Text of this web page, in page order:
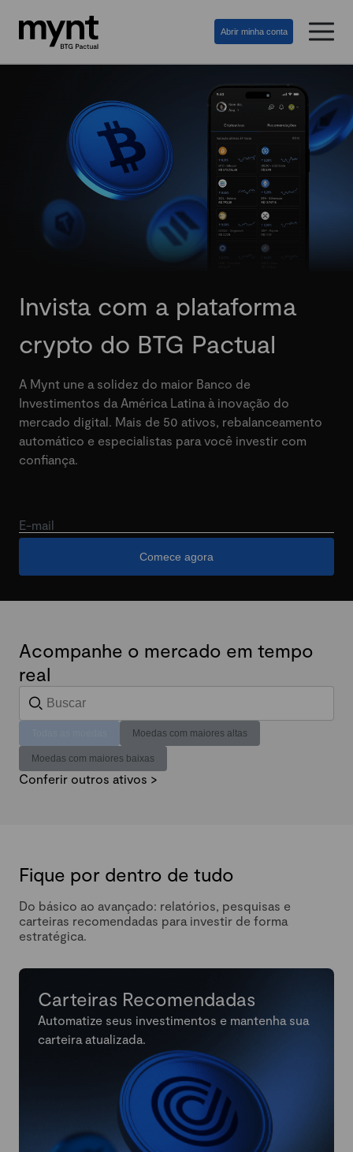
Abrir minha conta
Invista com a plataforma
crypto do BTG Pactual
A Mynt une a solidez do maior Banco de
Investimentos da América Latina à inovação do
mercado digital. Mais de 50 ativos, rebalanceamento
automático e especialistas para você investir com
confiança.
E-mail
Comece agora
Acompanhe o mercado em tempo
real
Moedas com maiores altas
Moedas com maiores baixas
Conferir outros ativos >
Fique por dentro de tudo
Do básico ao avançado: relatórios, pesquisas e
carteiras recomendadas para investir de forma
estratégica.
Carteiras Recomendadas
Automatize seus investimentos e mantenha sua
carteira atualizada.